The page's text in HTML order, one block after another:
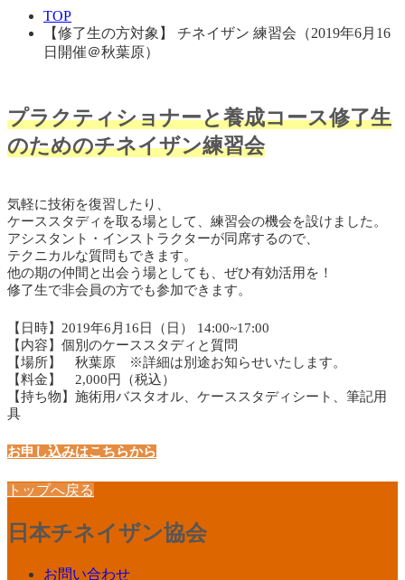
TOP
【修了生の方対象】 チネイザン 練習会（2019年6月16
日開催＠秋葉原）
プラクティショナーと養成コース修了生
のためのチネイザン練習会
気軽に技術を復習したり、
ケーススタディを取る場として、練習会の機会を設けました。
アシスタント・インストラクターが同席するので、
テクニカルな質問もできます。
他の期の仲間と出会う場としても、ぜひ有効活用を！
修了生で非会員の方でも参加できます。
【日時】2019年6月16日（日） 14:00~17:00
【内容】個別のケーススタディと質問
【場所】 秋葉原 ※詳細は別途お知らせいたします。
【料金】 2,000円（税込）
【持ち物】施術用バスタオル、ケーススタディシート、筆記用
具
お申し込みはこちらから
トップへ戻る
日本チネイザン協会
お問い合わせ